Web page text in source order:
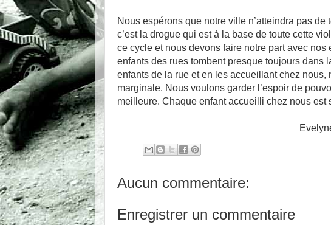
Nous espérons que notre ville n’atteindra pas
c’est la drogue qui est à la base de toute cette
ce cycle et nous devons faire notre part avec
enfants des rues tombent presque toujours dans
enfants de la rue et en les accueillant chez
marginale. Nous voulons garder l’espoir de
meilleure. Chaque enfant accueilli chez nous
Aucun commentaire:
Enregistrer un commentaire